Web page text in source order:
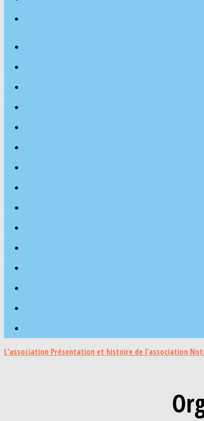
L'association Présentation et histoire de l'association